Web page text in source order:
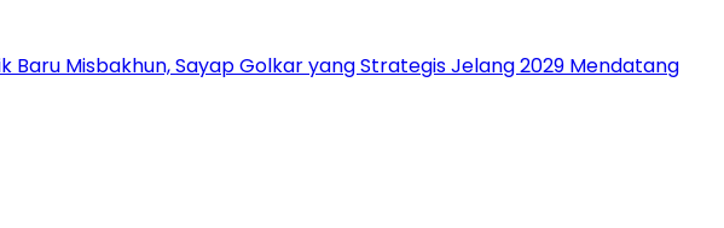
Baru Misbakhun, Sayap Golkar yang Strategis Jelang 2029 Mendatang